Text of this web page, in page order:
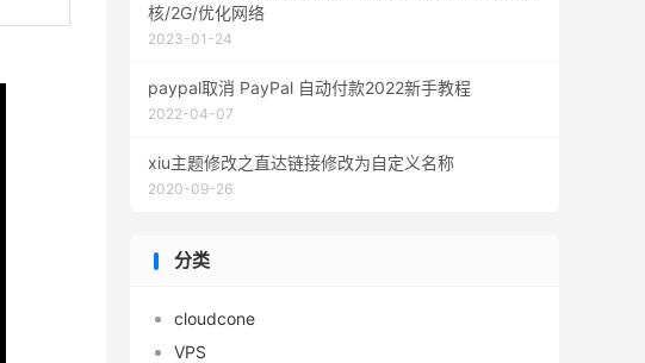
核/2G/优化网络
2023-01-24
paypal取消 PayPal 自动付款2022新手教程
2022-04-07
xiu主题修改之直达链接修改为自定义名称
2020-09-26
分类
cloudcone
VPS